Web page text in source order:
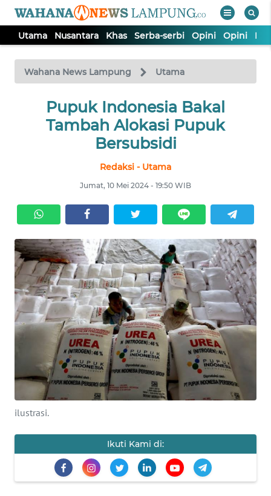
Utama Nusantara Khas Serba-serbi Opini Opini
Wahana News Lampung Utama
Pupuk Indonesia Bakal
Tambah Alokasi Pupuk
Bersubsidi
Redaksi - Utama
Jumat, 10 Mei 2024 - 19:50 WIB
ilustrasi.
Ikuti Kami di:
TV
Tutup
SERBA-
SERBI
OPINI
OPINI
Informasi
KONTAK
KAMI
INFO
TENTANG